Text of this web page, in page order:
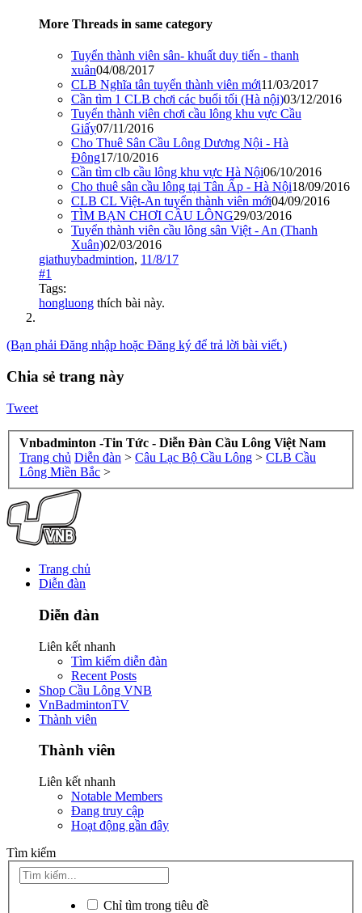
More Threads in same category
Tuyển thành viên sân- khuất duy tiến - thanh
xuân04/08/2017
CLB Nghĩa tân tuyển thành viên mới11/03/2017
Cần tìm 1 CLB chơi các buổi tối (Hà nội)03/12/2016
Tuyển thành viên chơi cầu lông khu vực Cầu
Giấy07/11/2016
Cho Thuê Sân Cầu Lông Dương Nội - Hà
Đông17/10/2016
Cần tìm clb cầu lông khu vực Hà Nội06/10/2016
Cho thuê sân cầu lông tại Tân Ấp - Hà Nội18/09/2016
CLB CL Việt-An tuyển thành viên mới04/09/2016
TÌM BẠN CHƠI CẦU LÔNG29/03/2016
Tuyển thành viên cầu lông sân Việt - An (Thanh
Xuân)02/03/2016
giathuybadmintion, 11/8/17
#1
Tags:
hongluong thích bài này.
(Bạn phải Đăng nhập hoặc Đăng ký để trả lời bài viết.)
Chia sẻ trang này
Tweet
Vnbadminton -Tin Tức - Diễn Đàn Cầu Lông Việt Nam
Trang chủ Diễn đàn > Câu Lạc Bộ Cầu Lông > CLB Cầu
Lông Miền Bắc >
Trang chủ
Diễn đàn
Diễn đàn
Liên kết nhanh
Tìm kiếm diễn đàn
Recent Posts
Shop Cầu Lông VNB
VnBadmintonTV
Thành viên
Thành viên
Liên kết nhanh
Notable Members
Đang truy cập
Hoạt động gần đây
Tìm kiếm
Chỉ tìm trong tiêu đề